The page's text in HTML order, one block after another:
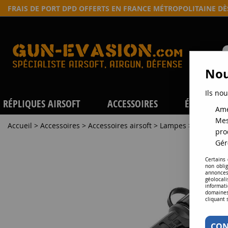
FRAIS DE PORT DPD OFFERTS EN FRANCE MÉTROPOLITAINE
RÉPLIQUES AIRSOFT ACCESSOIRES
Accueil > Accessoires > Accessoires airsoft > Lampes > Boitier
Ils
Certains
non
cliquant